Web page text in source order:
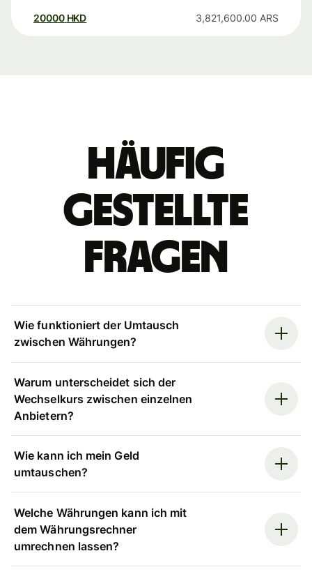
20000 HKD 3,821,600.00 ARS
Häufig
gestellte
Fragen
Wie funktioniert der Umtausch
zwischen Währungen?
Warum unterscheidet sich der
Wechselkurs zwischen einzelnen
Anbietern?
Wie kann ich mein Geld
umtauschen?
Welche Währungen kann ich mit
dem Währungsrechner
umrechnen lassen?